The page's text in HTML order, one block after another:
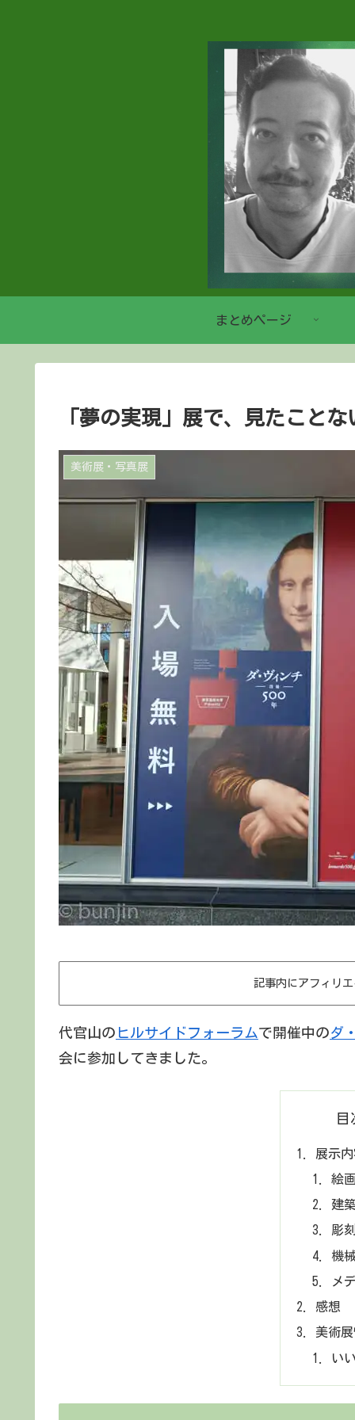
まとめページ
「夢の実現」展で、見たこと
美術展・写真展
記事内にアフィリ
代官山の ヒルサイドフォーラムで開催中のダ
会に参加してきました。
目
展示
絵
建
彫
機
メ
感想
美術
い